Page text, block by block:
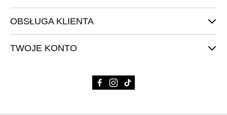
OBSŁUGA KLIENTA
TWOJE KONTO